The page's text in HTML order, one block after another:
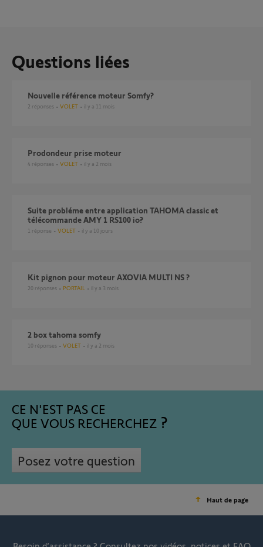
Questions liées
Nouvelle référence moteur Somfy?
2 réponses VOLET il y a 11 mois
Prodondeur prise moteur
4 réponses VOLET il y a 2 mois
Suite probléme entre application TAHOMA classic et
télécommande AMY 1 RS100 io?
1 réponse VOLET il y a 10 jours
Kit pignon pour moteur AXOVIA MULTI NS ?
20 réponses PORTAIL il y a 3 mois
2 box tahoma somfy
10 réponses VOLET il y a 2 mois
CE N'EST PAS CE
QUE VOUS RECHERCHEZ
Posez votre question
Haut de page